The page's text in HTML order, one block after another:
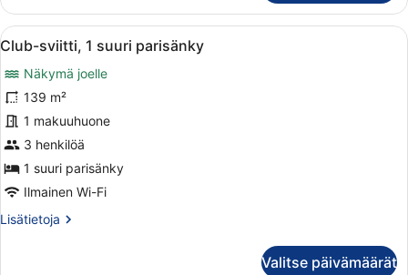
1
suuri
parisänky,
Avaa
kaikki
huonetyypin
Club-
sviitti,
1
suuri
parisänky
kuvat
Hotellihuone, jossa on suuri
11
Club-sviitti, 1 suuri parisänky
Näkymä joelle
139 m²
1 makuuhuone
3 henkilöä
1 suuri parisänky
Ilmainen Wi-Fi
Lisätietoja
Lisätietoja
Valitse päivämäärät